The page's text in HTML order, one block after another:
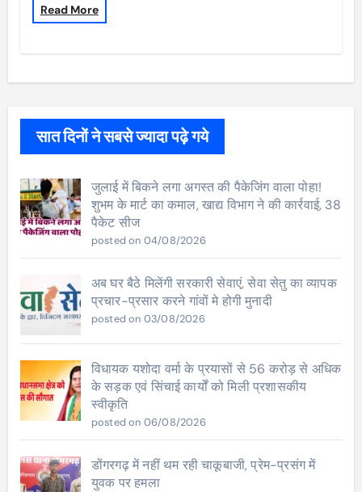
Read More
सात दिनों ने सबसे ज्यादा पढ़े गये
जुलाई में बिकने लगा अगस्त की पैकेजिंग वाला पोहा!
शुभम के मार्ट का कमाल, खाद्य विभाग ने की कार्रवाई, 38
पैकेट सीज
posted on 04/08/2026
अब घर बैठे मिलेंगी सरकारी सेवाएं, सेवा सेतु का व्यापक
प्रचार-प्रसार करने गांवों मे होगी मुनादी
posted on 03/08/2026
विधायक यशोदा वर्मा के प्रयासों से 56 करोड़ से अधिक
के सड़क एवं सिंचाई कार्यों को मिली प्रशासकीय
स्वीकृति
posted on 06/08/2026
डोंगरगढ़ में नहीं थम रही चाकूबाजी, प्रेम-प्रसंग में
युवक पर हमला